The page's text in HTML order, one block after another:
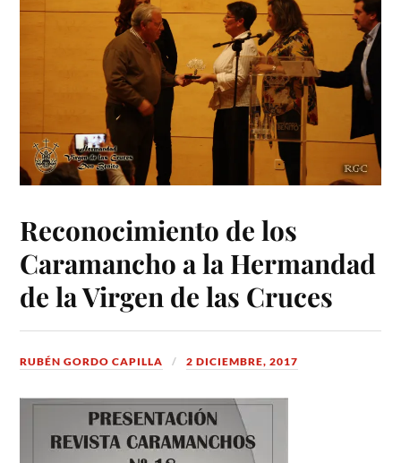
Reconocimiento de los
Caramancho a la Hermandad
de la Virgen de las Cruces
RUBÉN GORDO CAPILLA 2 DICIEMBRE, 2017